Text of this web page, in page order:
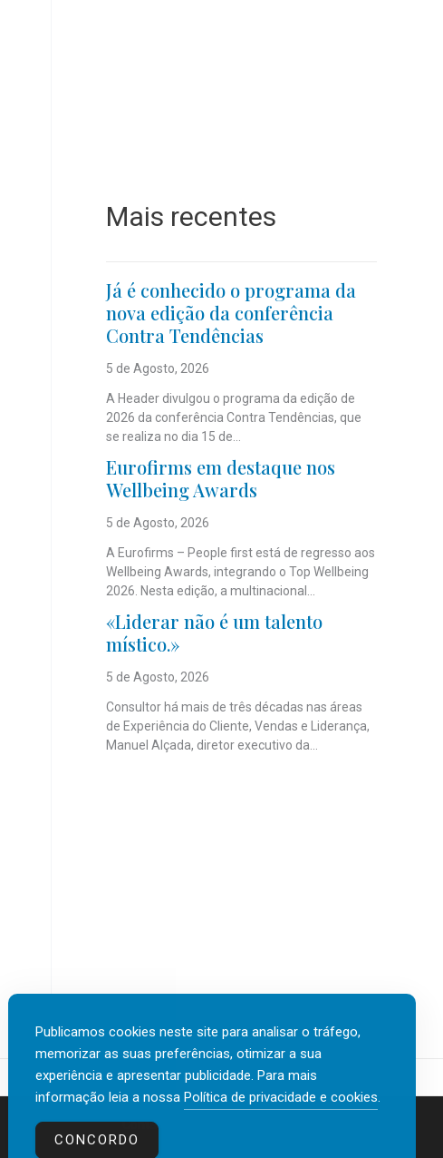
Mais recentes
Já é conhecido o programa da
nova edição da conferência
Contra Tendências
5 de Agosto, 2026
A Header divulgou o programa da edição de
2026 da conferência Contra Tendências, que
se realiza no dia 15 de...
Eurofirms em destaque nos
Wellbeing Awards
5 de Agosto, 2026
A Eurofirms – People first está de regresso aos
Wellbeing Awards, integrando o Top Wellbeing
2026. Nesta edição, a multinacional...
«Liderar não é um talento
místico.»
5 de Agosto, 2026
Consultor há mais de três décadas nas áreas
de Experiência do Cliente, Vendas e Liderança,
Manuel Alçada, diretor executivo da...
Contactos
Publicamos cookies neste site para analisar o tráfego,
memorizar as suas preferências, otimizar a sua
experiência e apresentar publicidade. Para mais
informação leia a nossa Política de privacidade e cookies.
CONCORDO